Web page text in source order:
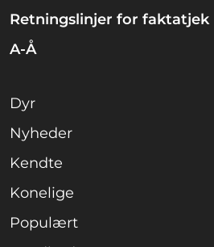
Retningslinjer for faktatjek
A-Å
Dyr
Nyheder
Kendte
Konelige
Populært